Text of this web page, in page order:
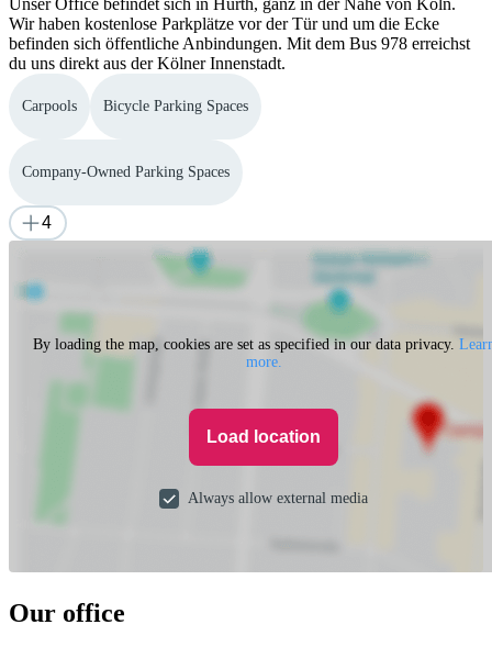
Unser Office befindet sich in Hürth, ganz in der Nähe von Köln.
Wir haben kostenlose Parkplätze vor der Tür und um die Ecke
befinden sich öffentliche Anbindungen. Mit dem Bus 978 erreichst
du uns direkt aus der Kölner Innenstadt.
Carpools Bicycle Parking Spaces
Company-Owned Parking Spaces
4
By loading the map, cookies are set as specified in our data privacy.
more.
Load location
Always allow external media
Our office